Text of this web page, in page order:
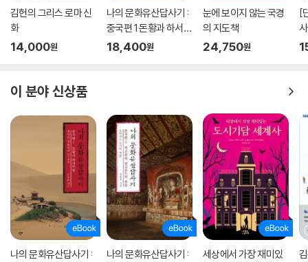
김헌의 그리스 로마 신
화
14,000원
나의 문화유산답사기 :
중국편 1 돈황과 하서주
랑
18,400원
눈에 보이지 않는 국경
의 지도책
24,750원
[
사
이 분야 신상품
나의 문화유산답사기 :
나의 문화유산답사기 :
세상에서 가장 재미있